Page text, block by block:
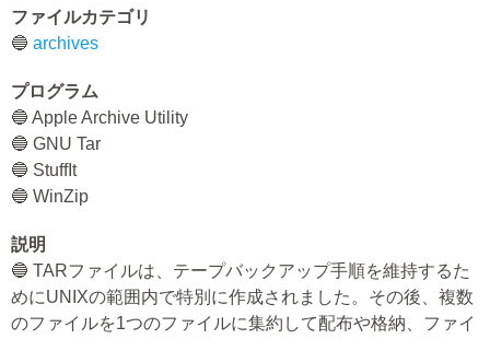
ファイルカテゴリ
🔵 archives
プログラム
🔵 Apple Archive Utility
🔵 GNU Tar
🔵 StuffIt
🔵 WinZip
説明
🔵 TARファイルは、テープバックアップ手順を維持するた
めにUNIXの範囲内で特別に作成されました。その後、複数
のファイルを1つのファイルに集約して配布や格納、ファイ